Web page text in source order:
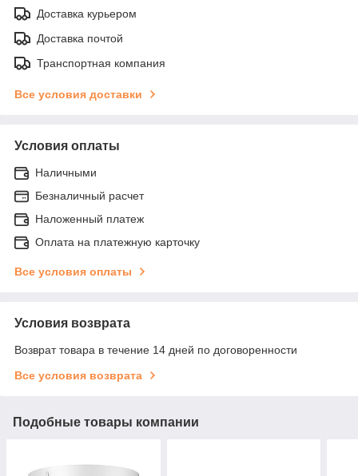
Доставка курьером
Доставка почтой
Транспортная компания
Все условия доставки
Условия оплаты
Наличными
Безналичный расчет
Наложенный платеж
Оплата на платежную карточку
Все условия оплаты
Условия возврата
Возврат товара в течение 14 дней по договоренности
Все условия возврата
Подобные товары компании